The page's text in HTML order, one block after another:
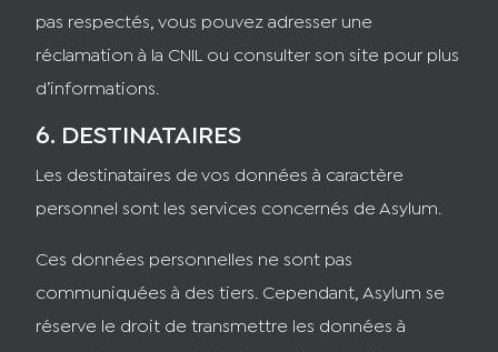
pas respectés, vous pouvez adresser une
réclamation à la CNIL ou consulter son site pour plus
d’informations.
6. DESTINATAIRES
Les destinataires de vos données à caractère
personnel sont les services concernés de Asylum.
Ces données personnelles ne sont pas
communiquées à des tiers. Cependant, Asylum se
réserve le droit de transmettre les données à